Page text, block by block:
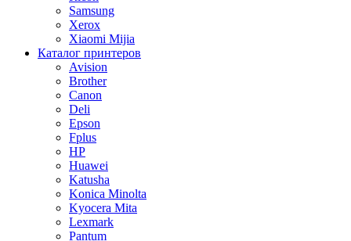
Samsung
Xerox
Xiaomi Mijia
Каталог принтеров
Avision
Brother
Canon
Deli
Epson
Fplus
HP
Huawei
Katusha
Konica Minolta
Kyocera Mita
Lexmark
Pantum